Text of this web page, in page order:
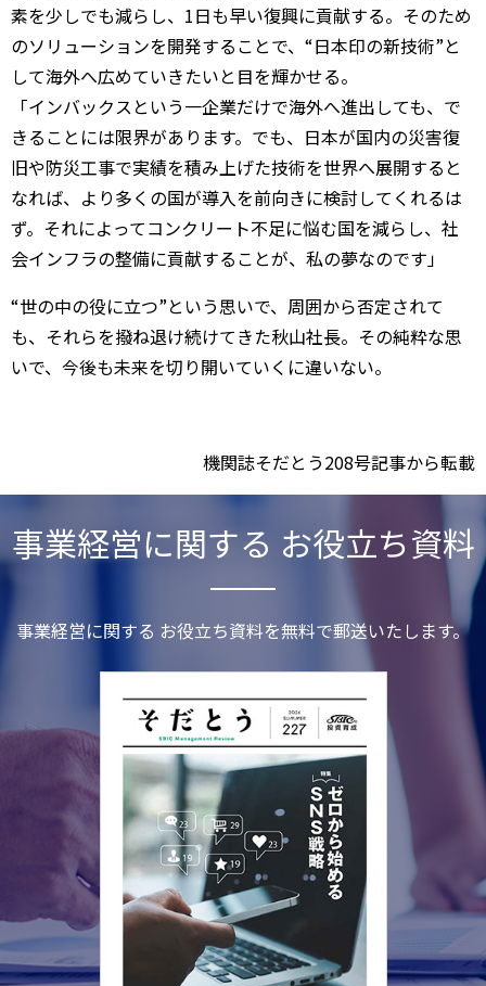
素を少しでも減らし、1日も早い復興に貢献する。そのため
のソリューションを開発することで、“日本印の新技術”と
して海外へ広めていきたいと目を輝かせる。
「インバックスという一企業だけで海外へ進出しても、で
きることには限界があります。でも、日本が国内の災害復
旧や防災工事で実績を積み上げた技術を世界へ展開すると
なれば、より多くの国が導入を前向きに検討してくれるは
ず。それによってコンクリート不足に悩む国を減らし、社
会インフラの整備に貢献することが、私の夢なのです」
“世の中の役に立つ”という思いで、周囲から否定されて
も、それらを撥ね退け続けてきた秋山社長。その純粋な思
いで、今後も未来を切り開いていくに違いない。
機関誌そだとう208号記事から転載
事業経営に関する お役立ち資料
事業経営に関する お役立ち資料を無料で郵送いたします。